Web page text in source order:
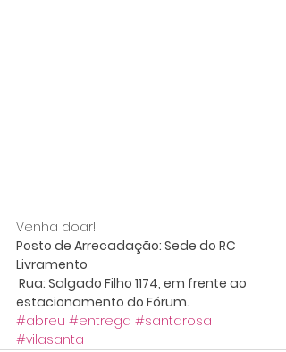
Venha doar!
Posto de Arrecadação: Sede do RC
Livramento
estacionamento do Fórum.
#abreu #entrega #santarosa
#vilasanta